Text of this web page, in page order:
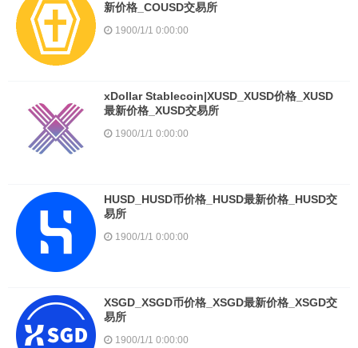
新价格_COUSD交易所
1900/1/1 0:00:00
xDollar Stablecoin|XUSD_XUSD价格_XUSD
最新价格_XUSD交易所
1900/1/1 0:00:00
HUSD_HUSD币价格_HUSD最新价格_HUSD交
易所
1900/1/1 0:00:00
XSGD_XSGD币价格_XSGD最新价格_XSGD交
易所
1900/1/1 0:00:00